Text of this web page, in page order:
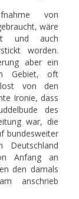
von
wäre
und auch
worden.
aber ein
Gebiet, oft
von den
Ironie, dass
des
war, die
bundesweiter
Anfang an
den damals
anschrieb